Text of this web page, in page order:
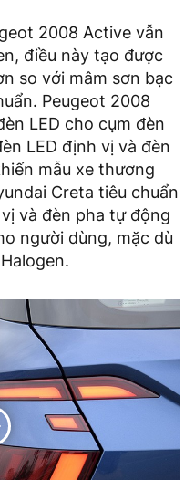
2008 Active vẫn
điều này tạo được
so với mâm sơn bạc
Peugeot 2008
LED cho cụm đèn
LED định vị và đèn
mẫu xe thương
Creta tiêu chuẩn
và đèn pha tự động
người dùng, mặc dù